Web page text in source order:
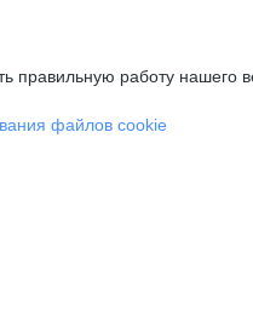
работу нашего
файлов cookie